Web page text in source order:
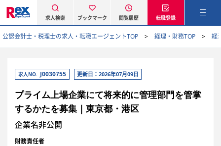
求人検索 ブックマーク 閲覧履歴 転職登録
公認会計士・税理士の求人・転職エージェントTOP 経理・財務TOP 経
求人NO. J0030755 更新日：2026年07月09日
プライム上場企業にて将来的に管理部門を管掌
するかたを募集｜東京都・港区
企業名非公開
財務責任者